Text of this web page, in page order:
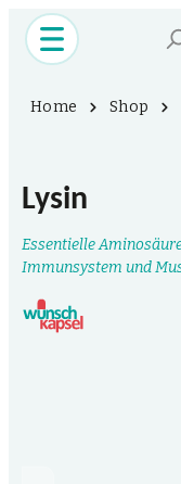
Home Shop
Lysin
Essentielle
Immunsystem und